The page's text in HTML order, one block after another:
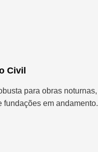
Civil
para obras noturnas,
fundações em andamento.